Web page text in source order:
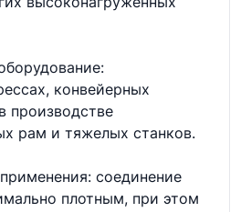
конвейерных
производстве
рам и тяжелых станков.
соединение
плотным, при этом